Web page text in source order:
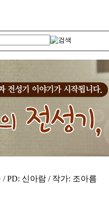
/ PD: 신아람 / 작가: 조아름